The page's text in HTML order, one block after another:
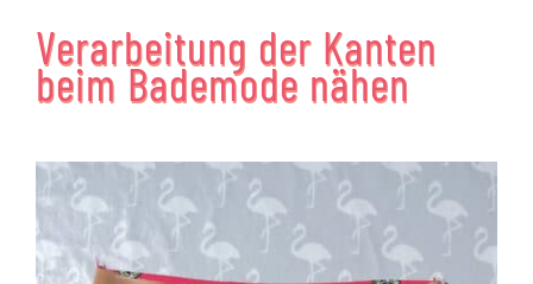
Verarbeitung der Kanten
beim Bademode nähen